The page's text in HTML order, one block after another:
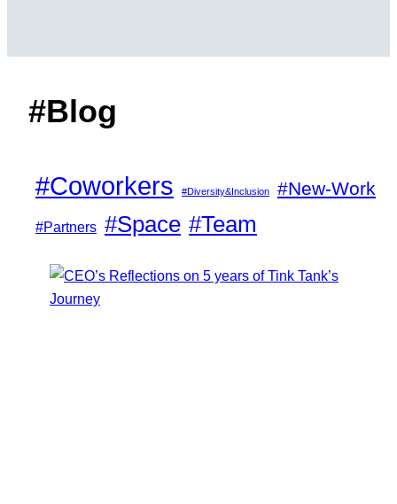
#Blog
#Coworkers #Diversity&Inclusion #New-Work
#Partners #Space #Team